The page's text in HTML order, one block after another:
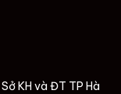
KH và ĐT TP Hà